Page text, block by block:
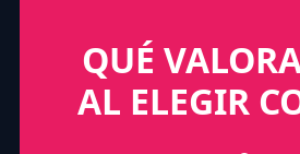
QUÉ
AL ELEGIR